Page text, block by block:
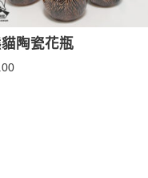
陶瓷花瓶